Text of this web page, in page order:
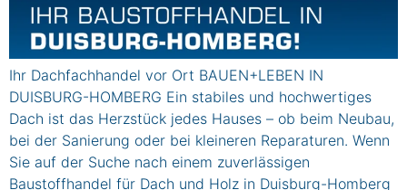
Ihr Dachfachhandel vor Ort BAUEN+LEBEN IN
DUISBURG-HOMBERG Ein stabiles und hochwertiges
Dach ist das Herzstück jedes Hauses – ob beim Neubau,
bei der Sanierung oder bei kleineren Reparaturen. Wenn
Sie auf der Suche nach einem zuverlässigen
Baustoffhandel für Dach und Holz in Duisburg-Homberg